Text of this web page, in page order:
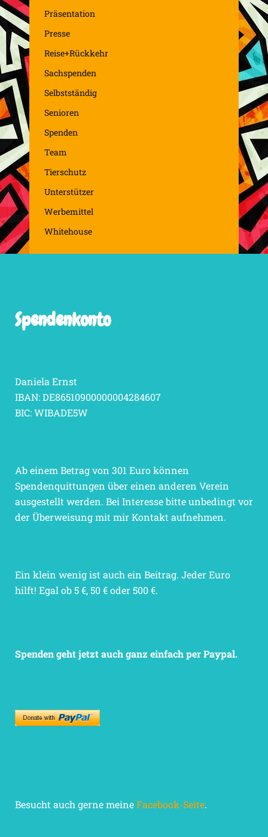
Präsentation
Presse
Reise+Rückkehr
Sachspenden
Selbstständig
Senioren
Spenden
Team
Tierschutz
Unterstützer
Werbemittel
Whitehouse
Spendenkonto
Daniela Ernst
IBAN: DE86510900000004284607
BIC: WIBADE5W
Ab einem Betrag von 301 Euro können
Spendenquittungen über einen anderen Verein
ausgestellt werden. Bei Interesse bitte unbedingt vor
der Überweisung mit mir Kontakt aufnehmen.
Ein klein wenig ist auch ein Beitrag. Jeder Euro
hilft! Egal ob 5 €, 50 € oder 500 €.
Spenden geht jetzt auch ganz einfach per Paypal.
Besucht auch gerne meineFacebook-Seite.